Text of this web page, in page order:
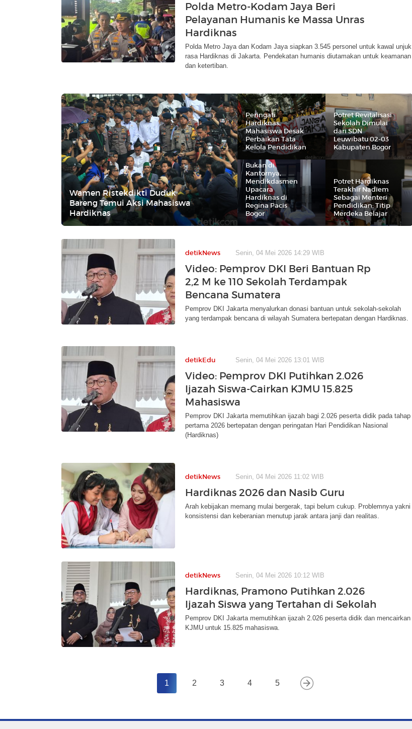
Polda Metro-Kodam Jaya Beri
Pelayanan Humanis ke Massa Unras
Hardiknas
Polda Metro Jaya dan Kodam Jaya siapkan 3.545 personel untuk kawal unjuk
rasa Hardiknas di Jakarta. Pendekatan humanis diutamakan untuk keamanan
dan ketertiban.
Wamen Ristekdikti Duduk
Bareng Temui Aksi Mahasiswa
Hardiknas
Peringati
Hardiknas,
Mahasiswa Desak
Perbaikan Tata
Kelola Pendidikan
Potret Revitalisasi
Sekolah Dimulai
dari SDN
Leuwibatu 02-03
Kabupaten Bogor
Bukan di
Kantornya,
Mendikdasmen
Upacara
Hardiknas di
Regina Pacis
Bogor
Potret Hardiknas
Terakhir Nadiem
Sebagai Menteri
Pendidikan: Titip
Merdeka Belajar
detikNews Senin, 04 Mei 2026 14:29 WIB
Video: Pemprov DKI Beri Bantuan Rp
2,2 M ke 110 Sekolah Terdampak
Bencana Sumatera
Pemprov DKI Jakarta menyalurkan donasi bantuan untuk sekolah-sekolah
yang terdampak bencana di wilayah Sumatera bertepatan dengan Hardiknas.
detikEdu Senin, 04 Mei 2026 13:01 WIB
Video: Pemprov DKI Putihkan 2.026
Ijazah Siswa-Cairkan KJMU 15.825
Mahasiswa
Pemprov DKI Jakarta memutihkan ijazah bagi 2.026 peserta didik pada tahap
pertama 2026 bertepatan dengan peringatan Hari Pendidikan Nasional
(Hardiknas)
detikNews Senin, 04 Mei 2026 11:02 WIB
Hardiknas 2026 dan Nasib Guru
Arah kebijakan memang mulai bergerak, tapi belum cukup. Problemnya yakni
konsistensi dan keberanian menutup jarak antara janji dan realitas.
detikNews Senin, 04 Mei 2026 10:12 WIB
Hardiknas, Pramono Putihkan 2.026
Ijazah Siswa yang Tertahan di Sekolah
Pemprov DKI Jakarta memutihkan ijazah 2.026 peserta didik dan mencairkan
KJMU untuk 15.825 mahasiswa.
1 2 3 4 5